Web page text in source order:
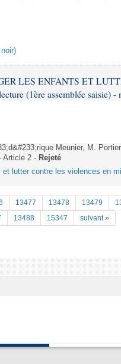
LES ENFANTS ET
(1ère assemblée saisie) -
Meunier, M.
Article 2 - Rejeté
lutter contre les violences en
13477 13478 13479
13488 15347 suivant »